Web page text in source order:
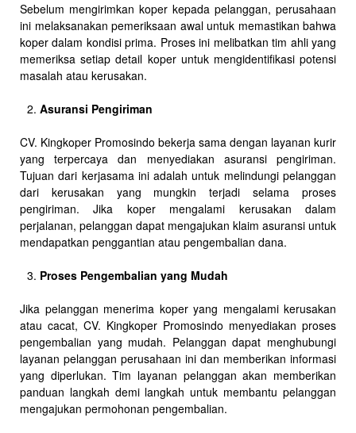
Sebelum mengirimkan koper kepada pelanggan, perusahaan
ini melaksanakan pemeriksaan awal untuk memastikan bahwa
koper dalam kondisi prima. Proses ini melibatkan tim ahli yang
memeriksa setiap detail koper untuk mengidentifikasi potensi
masalah atau kerusakan.
Asuransi Pengiriman
CV. Kingkoper Promosindo bekerja sama dengan layanan kurir
yang terpercaya dan menyediakan asuransi pengiriman.
Tujuan dari kerjasama ini adalah untuk melindungi pelanggan
dari kerusakan yang mungkin terjadi selama proses
pengiriman. Jika koper mengalami kerusakan dalam
perjalanan, pelanggan dapat mengajukan klaim asuransi untuk
mendapatkan penggantian atau pengembalian dana.
Proses Pengembalian yang Mudah
Jika pelanggan menerima koper yang mengalami kerusakan
atau cacat, CV. Kingkoper Promosindo menyediakan proses
pengembalian yang mudah. Pelanggan dapat menghubungi
layanan pelanggan perusahaan ini dan memberikan informasi
yang diperlukan. Tim layanan pelanggan akan memberikan
panduan langkah demi langkah untuk membantu pelanggan
mengajukan permohonan pengembalian.